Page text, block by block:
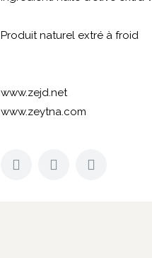
Produit naturel extré à froid
www.zejd.net
www.zeytna.com